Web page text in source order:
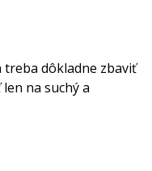
dôkladne zbaviť
na suchý a